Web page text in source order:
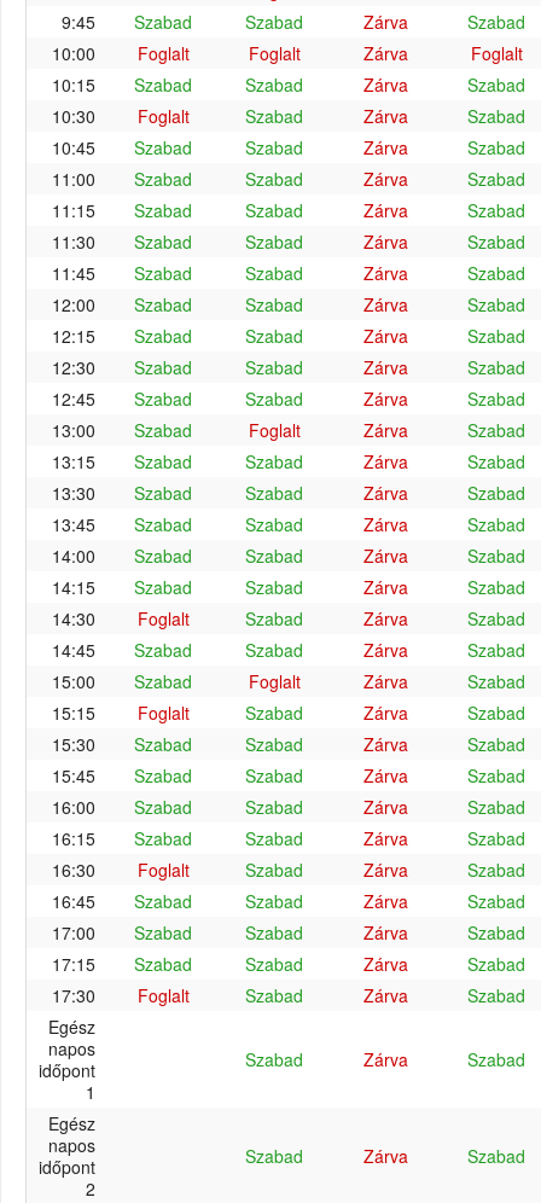
9:45
Szabad Szabad Zárva
Szabad
10:00
Foglalt Foglalt Zárva
Foglalt
10:15
Szabad Szabad Zárva
Szabad
10:30
Foglalt Szabad Zárva
Szabad
10:45
Szabad Szabad Zárva
Szabad
11:00
Szabad Szabad Zárva
Szabad
11:15
Szabad Szabad Zárva
Szabad
11:30
Szabad Szabad Zárva
Szabad
11:45
Szabad Szabad Zárva
Szabad
12:00
Szabad Szabad Zárva
Szabad
12:15
Szabad Szabad Zárva
Szabad
12:30
Szabad Szabad Zárva
Szabad
12:45
Szabad Szabad Zárva
Szabad
13:00
Szabad Foglalt Zárva
Szabad
13:15
Szabad Szabad Zárva
Szabad
13:30
Szabad Szabad Zárva
Szabad
13:45
Szabad Szabad Zárva
Szabad
14:00
Szabad Szabad Zárva
Szabad
14:15
Szabad Szabad Zárva
Szabad
14:30
Foglalt Szabad Zárva
Szabad
14:45
Szabad Szabad Zárva
Szabad
15:00
Szabad Foglalt Zárva
Szabad
15:15
Foglalt Szabad Zárva
Szabad
15:30
Szabad Szabad Zárva
Szabad
15:45
Szabad Szabad Zárva
Szabad
16:00
Szabad Szabad Zárva
Szabad
16:15
Szabad Szabad Zárva
Szabad
16:30
Foglalt Szabad Zárva
Szabad
16:45
Szabad Szabad Zárva
Szabad
17:00
Szabad Szabad Zárva
Szabad
17:15
Szabad Szabad Zárva
Szabad
17:30
Foglalt Szabad Zárva
Szabad
Egész
napos
időpont
1
Szabad Zárva Szabad
Egész
napos
időpont
2
Szabad Zárva Szabad